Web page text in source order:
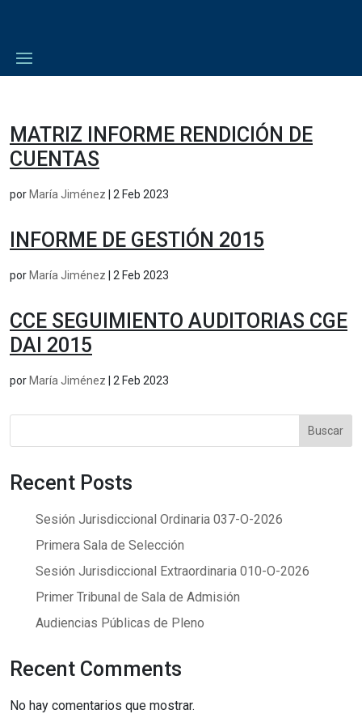
MATRIZ INFORME RENDICIÓN DE
CUENTAS
por María Jiménez 2 Feb 2023
INFORME DE GESTIÓN 2015
por María Jiménez 2 Feb 2023
CCE SEGUIMIENTO AUDITORIAS CGE
DAI 2015
por María Jiménez 2 Feb 2023
Buscar
Recent Posts
Sesión Jurisdiccional Ordinaria 037-O-2026
Primera Sala de Selección
Sesión Jurisdiccional Extraordinaria 010-O-2026
Primer Tribunal de Sala de Admisión
Audiencias Públicas de Pleno
Recent Comments
No hay comentarios que mostrar.